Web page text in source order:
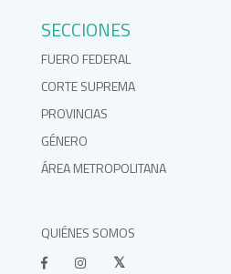
SECCIONES
FUERO FEDERAL
CORTE SUPREMA
PROVINCIAS
GÉNERO
ÁREA METROPOLITANA
QUIÉNES SOMOS